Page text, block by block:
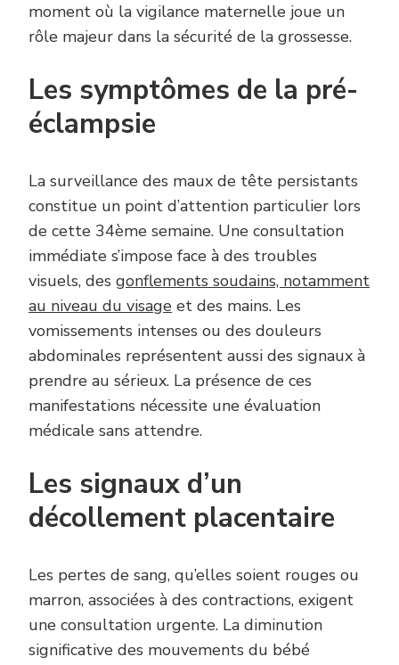
moment où la vigilance maternelle joue un
rôle majeur dans la sécurité de la grossesse.
Les symptômes de la pré-
éclampsie
La surveillance des maux de tête persistants
constitue un point d’attention particulier lors
de cette 34ème semaine. Une consultation
immédiate s’impose face à des troubles
visuels, des gonflements soudains, notamment
au niveau du visage et des mains. Les
vomissements intenses ou des douleurs
abdominales représentent aussi des signaux à
prendre au sérieux. La présence de ces
manifestations nécessite une évaluation
médicale sans attendre.
Les signaux d’un
décollement placentaire
Les pertes de sang, qu’elles soient rouges ou
marron, associées à des contractions, exigent
une consultation urgente. La diminution
significative des mouvements du bébé